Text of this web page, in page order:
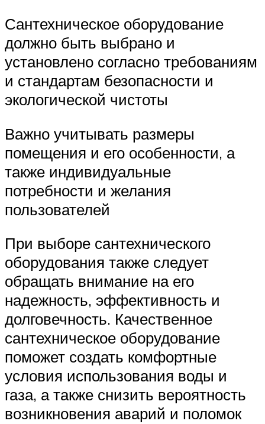
Сантехническое оборудование
должно быть выбрано и
установлено согласно требованиям
и стандартам безопасности и
экологической чистоты
Важно учитывать размеры
помещения и его особенности, а
также индивидуальные
потребности и желания
пользователей
При выборе сантехнического
оборудования также следует
обращать внимание на его
надежность, эффективность и
долговечность. Качественное
сантехническое оборудование
поможет создать комфортные
условия использования воды и
газа, а также снизить вероятность
возникновения аварий и поломок